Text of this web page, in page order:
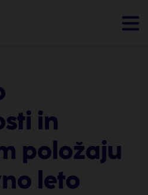
in
položaju
leto